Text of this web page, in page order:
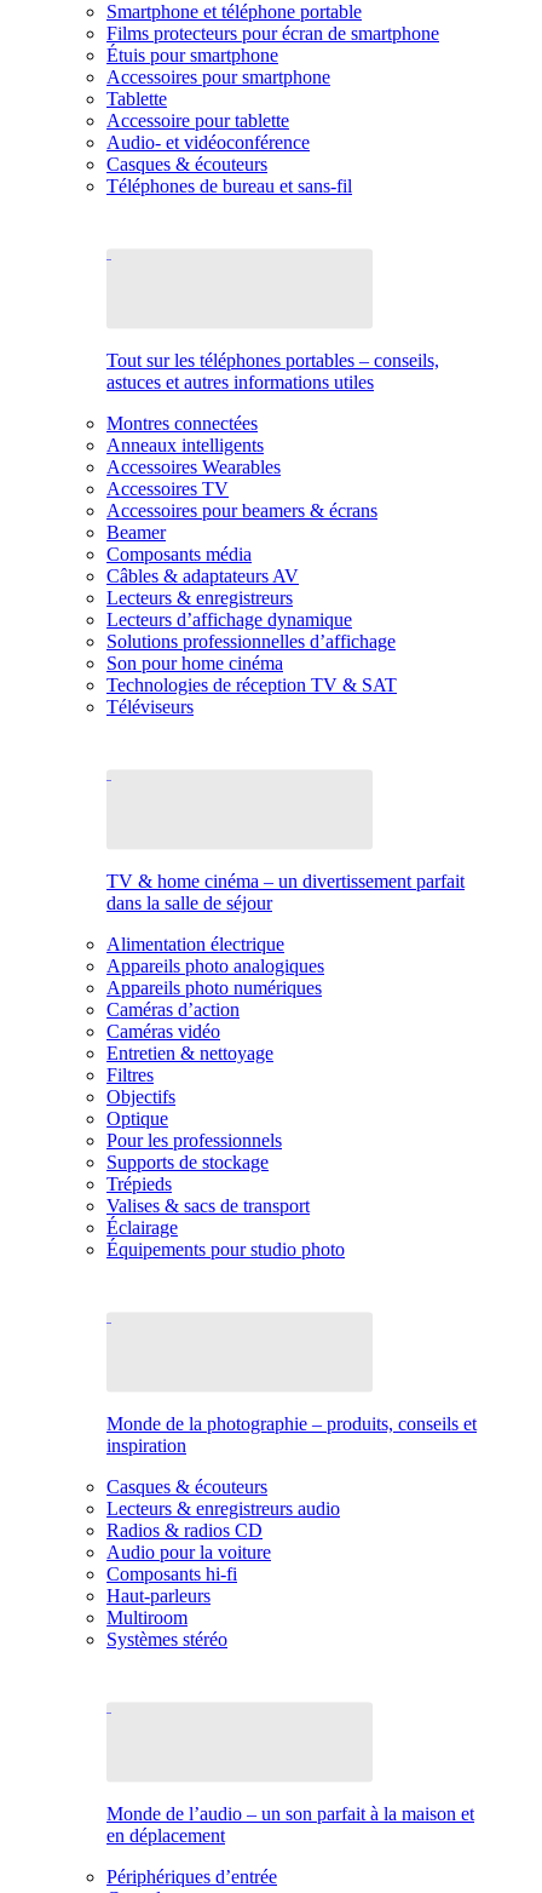
Smartphone et téléphone portable
Films protecteurs pour écran de smartphone
Étuis pour smartphone
Accessoires pour smartphone
Tablette
Accessoire pour tablette
Audio- et vidéoconférence
Casques & écouteurs
Téléphones de bureau et sans-fil
Tout sur les téléphones portables – conseils,
astuces et autres informations utiles
Montres connectées
Anneaux intelligents
Accessoires Wearables
Accessoires TV
Accessoires pour beamers & écrans
Beamer
Composants média
Câbles & adaptateurs AV
Lecteurs & enregistreurs
Lecteurs d’affichage dynamique
Solutions professionnelles d’affichage
Son pour home cinéma
Technologies de réception TV & SAT
Téléviseurs
TV & home cinéma – un divertissement parfait
dans la salle de séjour
Alimentation électrique
Appareils photo analogiques
Appareils photo numériques
Caméras d’action
Caméras vidéo
Entretien & nettoyage
Filtres
Objectifs
Optique
Pour les professionnels
Supports de stockage
Trépieds
Valises & sacs de transport
Éclairage
Équipements pour studio photo
Monde de la photographie – produits, conseils et
inspiration
Casques & écouteurs
Lecteurs & enregistreurs audio
Radios & radios CD
Audio pour la voiture
Composants hi-fi
Haut-parleurs
Multiroom
Systèmes stéréo
Monde de l’audio – un son parfait à la maison et
en déplacement
Périphériques d’entrée